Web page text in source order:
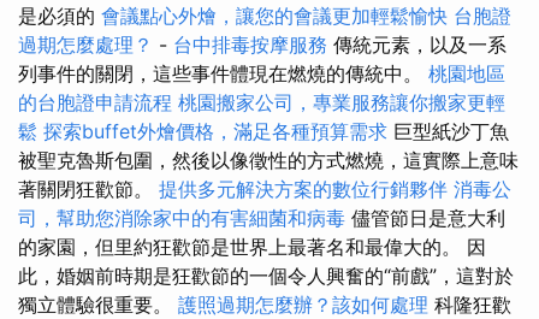
是必須的 會議點心外燴，讓您的會議更加輕鬆愉快 台胞證
過期怎麼處理？ - 台中排毒按摩服務 傳統元素，以及一系
列事件的關閉，這些事件體現在燃燒的傳統中。 桃園地區
的台胞證申請流程 桃園搬家公司，專業服務讓你搬家更輕
鬆 探索buffet外燴價格，滿足各種預算需求 巨型紙沙丁魚
被聖克魯斯包圍，然後以像徵性的方式燃燒，這實際上意味
著關閉狂歡節。 提供多元解決方案的數位行銷夥伴 消毒公
司，幫助您消除家中的有害細菌和病毒 儘管節日是意大利
的家園，但里約狂歡節是世界上最著名和最偉大的。 因
此，婚姻前時期是狂歡節的一個令人興奮的“前戲”，這對於
獨立體驗很重要。 護照過期怎麼辦？該如何處理 科隆狂歡